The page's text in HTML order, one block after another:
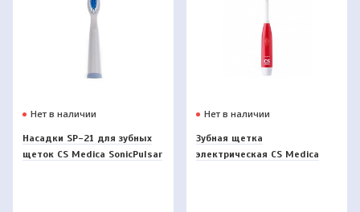
Нет в наличии
Насадки SP-21 для зубных
щеток CS Medica SonicPulsar
Нет в наличии
Зубная щетка
электрическая CS Medica